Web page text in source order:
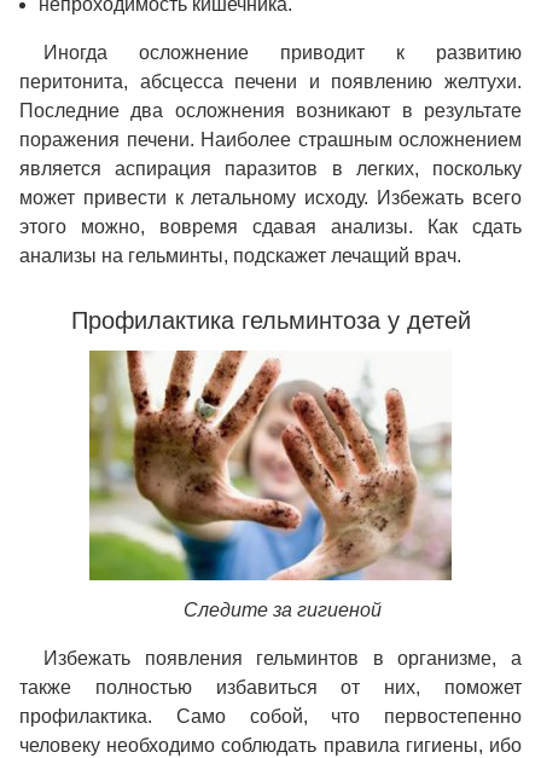
непроходимость кишечника.
Иногда осложнение приводит к развитию
перитонита, абсцесса печени и появлению желтухи.
Последние два осложнения возникают в результате
поражения печени. Наиболее страшным осложнением
является аспирация паразитов в легких, поскольку
может привести к летальному исходу. Избежать всего
этого можно, вовремя сдавая анализы. Как сдать
анализы на гельминты, подскажет лечащий врач.
Профилактика гельминтоза у детей
Следите за гигиеной
Избежать появления гельминтов в организме, а
также полностью избавиться от них, поможет
профилактика. Само собой, что первостепенно
человеку необходимо соблюдать правила гигиены, ибо